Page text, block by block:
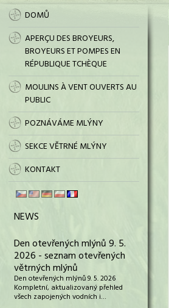
DOMŮ
APERÇU DES BROYEURS,
BROYEURS ET POMPES EN
RÉPUBLIQUE TCHÈQUE
MOULINS À VENT OUVERTS AU
PUBLIC
POZNÁVÁME MLÝNY
SEKCE VĚTRNÉ MLÝNY
KONTAKT
NEWS
Den otevřených mlýnů 9. 5.
2026 - seznam otevřených
větrných mlýnů
Den otevřených mlýnů 9. 5. 2026
Kompletní, aktualizovaný přehled
všech zapojených vodních i…